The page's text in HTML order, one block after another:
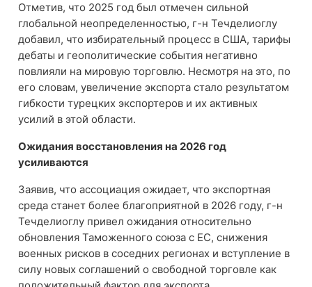
Отметив, что 2025 год был отмечен сильной
глобальной неопределенностью, г-н Течделиоглу
добавил, что избирательный процесс в США, тарифы
дебаты и геополитические события негативно
повлияли на мировую торговлю. Несмотря на это, по
его словам, увеличение экспорта стало результатом
гибкости турецких экспортеров и их активных
усилий в этой области.
Ожидания восстановления на 2026 год
усиливаются
Заявив, что ассоциация ожидает, что экспортная
среда станет более благоприятной в 2026 году, г-н
Течделиоглу привел ожидания относительно
обновления Таможенного союза с ЕС, снижения
военных рисков в соседних регионах и вступление в
силу новых соглашений о свободной торговле как